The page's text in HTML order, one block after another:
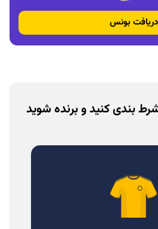
دریافت بونس
بندی کنید و برنده شوید